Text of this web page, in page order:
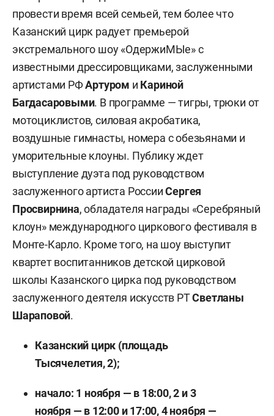
провести время всей семьей, тем более что
Казанский цирк радует премьерой
экстремального шоу «ОдержиМЫе» с
известными дрессировщиками, заслуженными
артистами РФАртуром и Кариной
Багдасаровыми. В программе — тигры, трюки от
мотоциклистов, силовая акробатика,
воздушные гимнасты, номера с обезьянами и
уморительные клоуны. Публику ждет
выступление дуэта под руководством
заслуженного артиста РоссииСергея
Просвирнина, обладателя награды «Серебряный
клоун» международного циркового фестиваля в
Монте-Карло. Кроме того, на шоу выступит
квартет воспитанников детской цирковой
школы Казанского цирка под руководством
заслуженного деятеля искусств РТСветланы
Шараповой.
Казанский цирк (площадь
Тысячелетия, 2);
начало: 1 ноября — в 18:00, 2 и 3
ноября — в 12:00 и 17:00, 4 ноября —